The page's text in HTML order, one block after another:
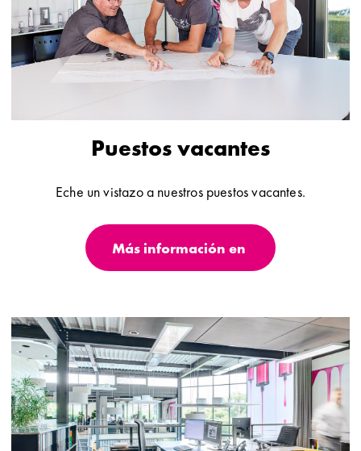
Puestos vacantes
Eche un vistazo a nuestros puestos vacantes.
Más información en